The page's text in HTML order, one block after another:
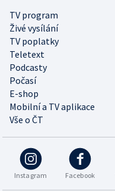
TV program
Živé vysílání
TV poplatky
Teletext
Podcasty
Počasí
E-shop
Mobilní a TV aplikace
Vše o ČT
Instagram Facebook